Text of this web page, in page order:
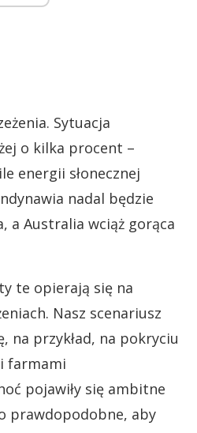
Sytuacja
o kilka procent –
energii słonecznej
nadal będzie
a Australia wciąż gorąca
te opierają się na
Nasz scenariusz
na przykład, na pokryciu
farmami
pojawiły się ambitne
prawdopodobne, aby